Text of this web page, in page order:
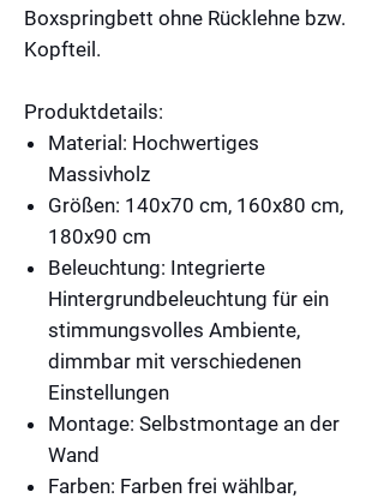
Boxspringbett ohne Rücklehne bzw.
Kopfteil.
Produktdetails:
Material: Hochwertiges
Massivholz
Größen: 140x70 cm, 160x80 cm,
180x90 cm
Beleuchtung: Integrierte
Hintergrundbeleuchtung für ein
stimmungsvolles Ambiente,
dimmbar mit verschiedenen
Einstellungen
Montage: Selbstmontage an der
Wand
Farben: Farben frei wählbar,